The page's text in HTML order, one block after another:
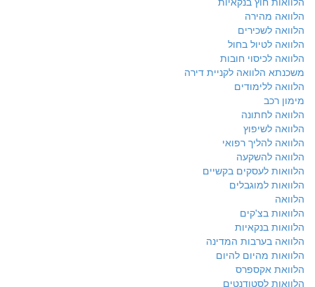
הלוואה מהירה
הלוואה לשכירים
הלוואה לטיול בחול
הלוואה לכיסוי חובות
משכנתא הלוואה לקניית דירה
הלוואה ללימודים
מימון רכב
הלוואה לחתונה
הלוואה לשיפוץ
הלוואה להליך רפואי
הלוואה להשקעה
הלוואות לעסקים בקשיים
הלוואות למוגבלים
הלוואה
הלוואות בצ'קים
הלוואות בנקאיות
הלוואה בערבות המדינה
הלוואות מהיום להיום
הלוואת אקספרס
הלוואות לסטודנטים